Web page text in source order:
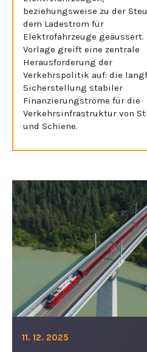
beziehungsweise zu der
dem Ladestrom für
Elektrofahrzeuge geäussert.
Vorlage greift eine zentrale
Herausforderung der
Verkehrspolitik auf: die
Sicherstellung stabiler
Finanzierungströme für die
Verkehrsinfrastruktur von
und Schiene.
11. 12. 2025